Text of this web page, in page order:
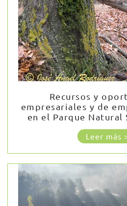
Recursos y
empresariales y de
en el Parque Natural
Leer más